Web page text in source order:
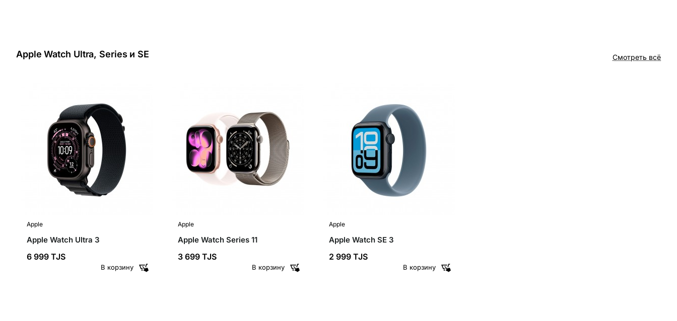
Apple Watch Ultra, Series и SE Смотреть всё
Apple
Apple Watch Ultra 3
6 999 TJS
В корзину
Apple
Apple Watch Series 11
3 699 TJS
В корзину
Apple
Apple Watch SE 3
2 999 TJS
В корзину